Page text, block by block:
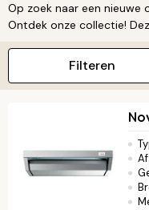
Op zoek naar een nieuwe
Ontdek onze collectie!
afzuigkappen houd je
nu bakt, braadt of
geurtjes effectief. Dankzij
afzuigkap die naadloos in
nog je kookervaring en
Filteren